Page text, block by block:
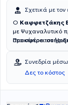
Σχετικά με τον
Ο Καφφετζάκης
με Ψυχαναλυτικό
στο κέντρο του
Σχολής
συμμετέχει ενεργά
Προσφέρει
Συνεδρία
Δες το κόστος